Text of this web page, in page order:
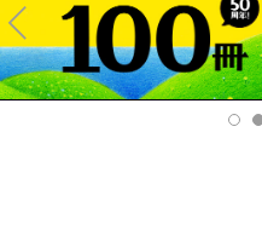
Pre
v